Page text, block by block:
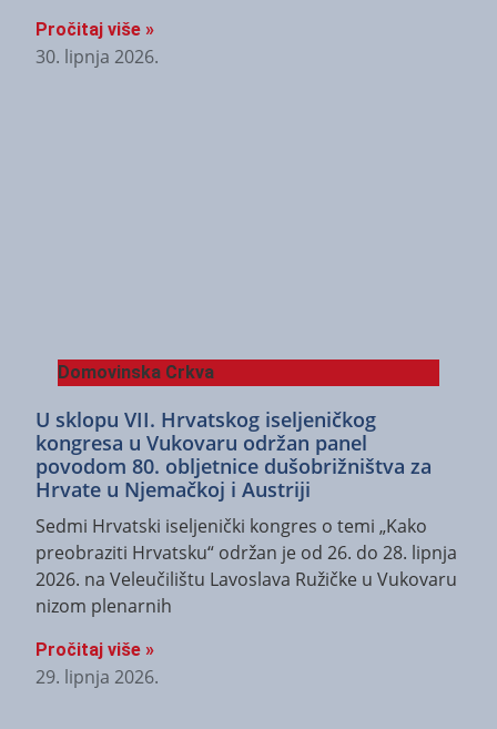
Pročitaj više »
30. lipnja 2026.
Domovinska Crkva
U sklopu VII. Hrvatskog iseljeničkog
kongresa u Vukovaru održan panel
povodom 80. obljetnice dušobrižništva za
Hrvate u Njemačkoj i Austriji
Sedmi Hrvatski iseljenički kongres o temi „Kako
preobraziti Hrvatsku“ održan je od 26. do 28. lipnja
2026. na Veleučilištu Lavoslava Ružičke u Vukovaru
nizom plenarnih
Pročitaj više »
29. lipnja 2026.